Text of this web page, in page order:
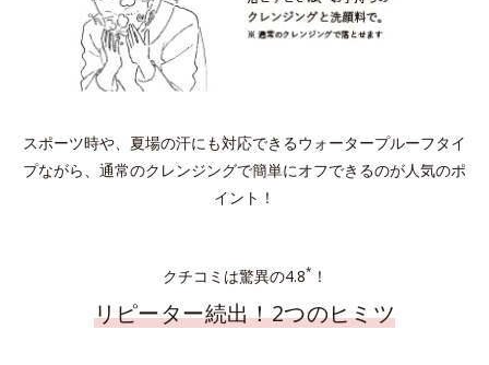
スポーツ時や、夏場の汗にも対応できるウォータープルーフタイ
プながら、通常のクレンジングで簡単にオフできるのが人気のポ
イント！
クチコミは驚異の4.8* ！
リピーター続出！2つのヒミツ